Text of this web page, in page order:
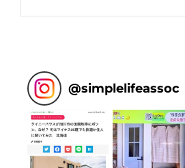
@simplelifeassoc